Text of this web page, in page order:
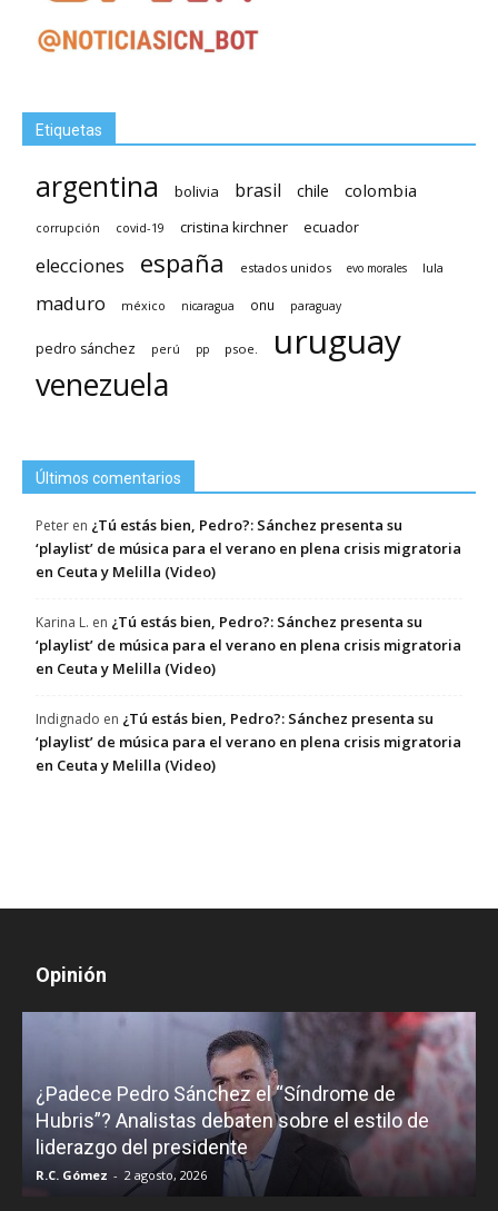
Etiquetas
argentina bolivia brasil chile colombia
corrupción covid-19 cristina kirchner ecuador
elecciones españa estados unidos evo morales lula
maduro méxico nicaragua onu paraguay
pedro sánchez perú pp psoe. uruguay
venezuela
Últimos comentarios
Peter en ¿Tú estás bien, Pedro?: Sánchez presenta su
‘playlist’ de música para el verano en plena crisis migratoria
en Ceuta y Melilla (Video)
Karina L. en ¿Tú estás bien, Pedro?: Sánchez presenta su
‘playlist’ de música para el verano en plena crisis migratoria
en Ceuta y Melilla (Video)
Indignado en ¿Tú estás bien, Pedro?: Sánchez presenta su
‘playlist’ de música para el verano en plena crisis migratoria
en Ceuta y Melilla (Video)
Opinión
¿Padece Pedro Sánchez el “Síndrome de
Hubris”? Analistas debaten sobre el estilo de
liderazgo del presidente
R.C. Gómez - 2 agosto, 2026